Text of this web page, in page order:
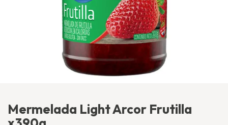
Mermelada Light Arcor Frutilla